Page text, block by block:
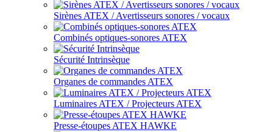
Sirènes ATEX / Avertisseurs sonores / vocaux
Combinés optiques-sonores ATEX
Sécurité Intrinsèque
Organes de commandes ATEX
Luminaires ATEX / Projecteurs ATEX
Presse-étoupes ATEX HAWKE